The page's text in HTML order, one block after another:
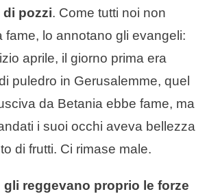
pozzi. Come tutti noi non
fame, lo annotano gli evangeli:
aprile, il giorno prima era
puledro in Gerusalemme, quel
da Betania ebbe fame, ma
i suoi occhi aveva bellezza
di frutti. Ci rimase male.
gli reggevano proprio le forze